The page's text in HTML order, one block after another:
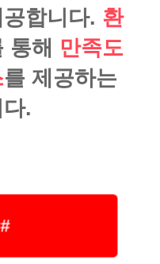
합니다. 환
통해 만족도
를 제공하는
.